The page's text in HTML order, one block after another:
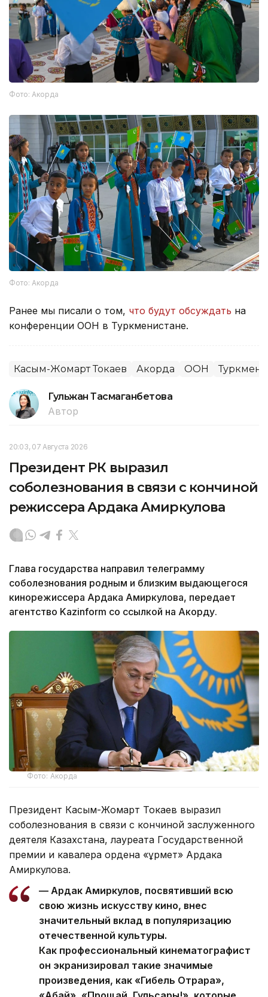
Фото: Акорда
Фото: Акорда
Ранее мы писали о том, что будут обсуждать на
конференции ООН в Туркменистане.
Касым-Жомарт Токаев Акорда ООН
Гульжан Тасмаганбетова
Автор
20:03, 07 Августа 2026
Президент РК выразил
соболезнования в связи с кончиной
режиссера Ардака Амиркулова
Глава государства направил телеграмму
соболезнования родным и близким выдающегося
кинорежиссера Ардака Амиркулова, передает
агентство Kazinform со ссылкой на Акорду.
Фото: Акорда
Президент Касым-Жомарт Токаев выразил
соболезнования в связи с кончиной заслуженного
деятеля Казахстана, лауреата Государственной
премии и кавалера ордена «Құрмет» Ардака
Амиркулова.
— Ардак Амиркулов, посвятивший всю
свою жизнь искусству кино, внес
значительный вклад в популяризацию
отечественной культуры.
Как профессиональный кинематографист
он экранизировал такие значимые
произведения, как «Гибель Отрара»,